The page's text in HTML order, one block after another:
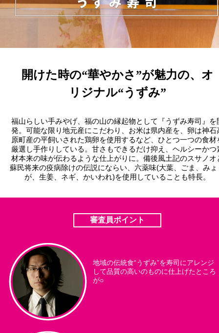
開けた時の“華やかさ”が魅力の、オ
リジナル“うずみ”
福山らしい手みやげ、福の山の縁起物として『うずみ寿司』を
発。可能な限り地元産にこだわり、お米は県内産を、卵は神石
原町産の平飼いされた鶏卵を使用するなど、ひとつ一つの食材
厳選し手作りしている。甘さもできるだけ抑え、ヘルシーかつ
材本来の味が伝わるような仕上がりに。備後風土記のスサノオ
蘇民将来の疫病除けの伝説にならい、六薬味(大葉、ごま、みょ
が、生姜、ネギ、かいわれ)を使用していることも特長。
審査員ポイント
地域の伝統食“うずみ”を寿司にアレンジ
して品質の高いのものに仕上げたところ
が○